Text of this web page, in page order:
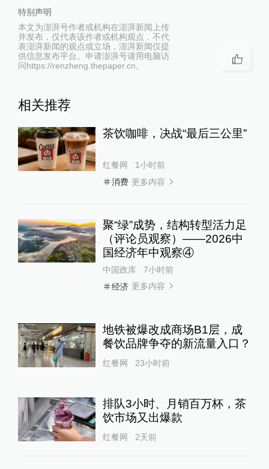
特别声明
本文为澎湃号作者或机构在澎湃新闻上传
并发布，仅代表该作者或机构观点，不代
表澎湃新闻的观点或立场，澎湃新闻仅提
供信息发布平台。申请澎湃号请用电脑访
问https://renzheng.thepaper.cn。
相关推荐
茶饮咖啡，决战“最后三公里”
红餐网
1小时前
消费 更多内容
聚“绿”成势，结构转型活力足
（评论员观察）——2026中
国经济年中观察④
中国政库
7小时前
经济 更多内容
地铁被爆改成商场B1层，成
餐饮品牌争夺的新流量入口？
红餐网 23小时前
排队3小时、月销百万杯，茶
饮市场又出爆款
红餐网 2天前